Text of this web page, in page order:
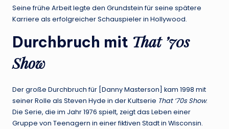
Seine frühe Arbeit legte den Grundstein für seine spätere
Karriere als erfolgreicher Schauspieler in Hollywood.
Durchbruch mit That ’70s
Show
Der große Durchbruch für [Danny Masterson] kam 1998 mit
seiner Rolle als Steven Hyde in der Kultserie That ’70s Show.
Die Serie, die im Jahr 1976 spielt, zeigt das Leben einer
Gruppe von Teenagern in einer fiktiven Stadt in Wisconsin.